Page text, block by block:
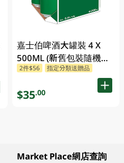
嘉士伯啤酒大罐裝 4 X
500ML (新舊包裝隨機發
貨)
2件$56 指定分類送贈品
$35.00
Market Place網店查詢